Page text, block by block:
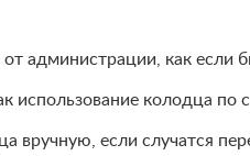
администрации, как если
использование колодца по
вручную, если случатся